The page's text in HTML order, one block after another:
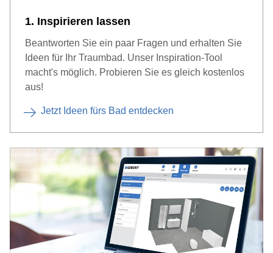
1. Inspirieren lassen
Beantworten Sie ein paar Fragen und erhalten Sie
Ideen für Ihr Traumbad. Unser Inspiration-Tool
macht's möglich. Probieren Sie es gleich kostenlos
aus!
Jetzt Ideen fürs Bad entdecken